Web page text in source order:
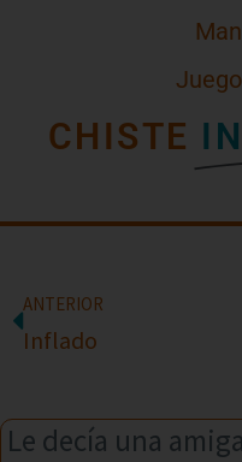
CHISTE
ANTERIOR
Inflado
Le decía una